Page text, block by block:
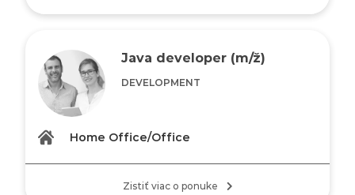
Java developer (m/ž)
DEVELOPMENT
Home Office/Office
Zistiť viac o ponuke